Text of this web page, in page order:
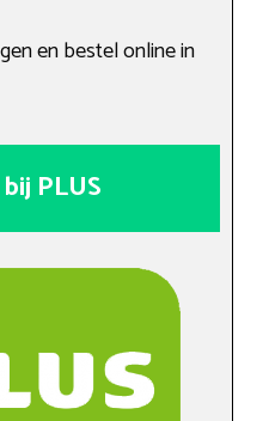
en bestel online in
PLUS